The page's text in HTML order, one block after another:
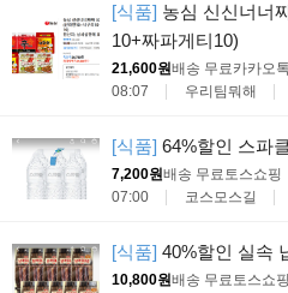
[식품] 농심 신신너너
10+짜파게티10)
21,600원배송 무료카카오
08:07
우리팀뭐해
[식품] 64%할인 스파
7,200원배송 무료토스쇼핑
07:00
코스모스길
[식품] 40%할인 실속
10,800원배송 무료토스쇼핑